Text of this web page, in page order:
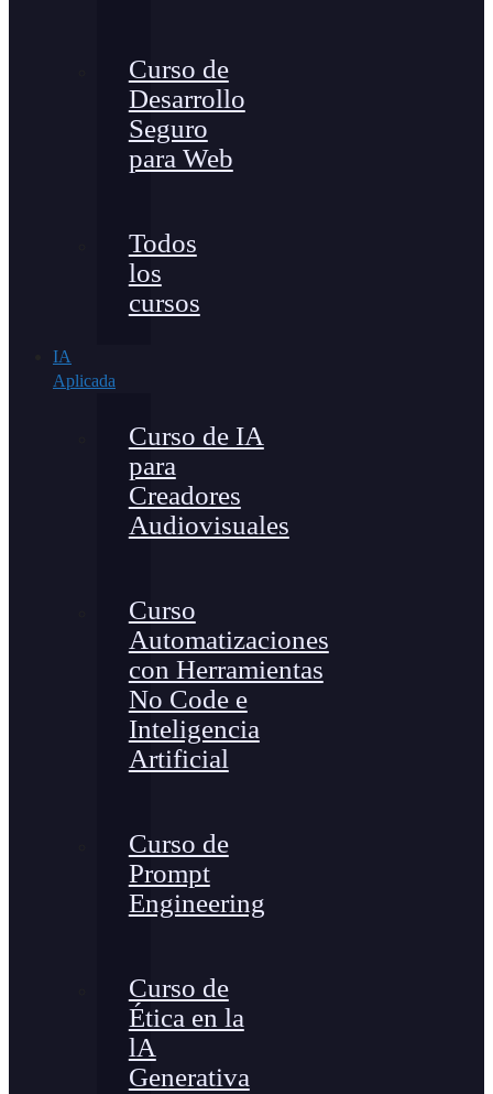
Curso de
Desarrollo
Seguro
para Web
Todos
los
cursos
IA
Aplicada
Curso de IA
para
Creadores
Audiovisuales
Curso
Automatizaciones
con Herramientas
No Code e
Inteligencia
Artificial
Curso de
Prompt
Engineering
Curso de
Ética en la
lA
Generativa